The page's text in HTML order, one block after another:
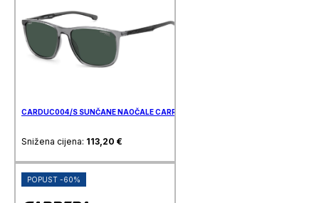
CARDUC004/S SUNČANE NAOČALE CARRERA DUCATI
Snižena cijena: 113,20 €
POPUST -60%